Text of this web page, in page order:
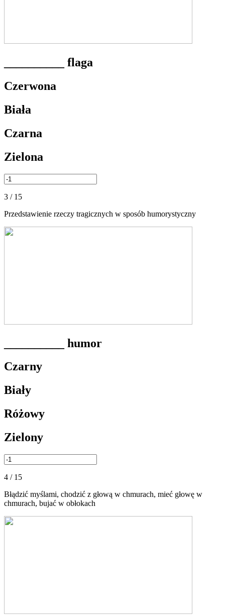
__________ flaga
Czerwona
Biała
Czarna
Zielona
3 / 15
Przedstawienie rzeczy tragicznych w sposób humorystyczny
__________ humor
Czarny
Biały
Różowy
Zielony
4 / 15
Błądzić myślami, chodzić z głową w chmurach, mieć głowę w
chmurach, bujać w obłokach